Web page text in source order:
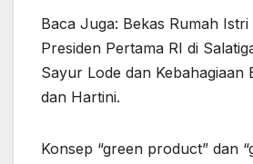
Baca Juga: Bekas Rumah Istri
Presiden Pertama RI di
Sayur Lode dan Kebahagiaan
dan Hartini.
Konsep “green product” dan